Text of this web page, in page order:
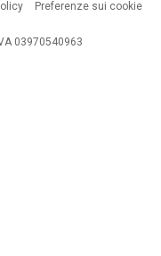
Preferenze sui cookie
03970540963